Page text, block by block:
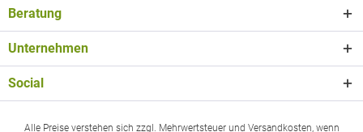
Beratung
Unternehmen
Social
Alle Preise verstehen sich zzgl. Mehrwertsteuer und Versandkosten, wenn